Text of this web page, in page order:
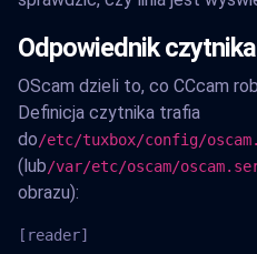
Odpowiednik
OScam dzieli to, co CCcam
Definicja czytnika trafia
do/etc/tuxbox/config/
(lub/var/etc/oscam/
obrazu):
[reader]